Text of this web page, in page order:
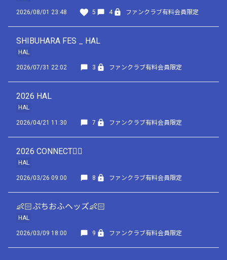
2026/08/01 23:48 5 4 ファンクラブ有料会員限定
SHIBUHARA FES _ HAL
HAL
2026/07/31 22:02 3 ファンクラブ有料会員限定
2026 HAL
HAL
2026/04/21 11:30 7 ファンクラブ有料会員限定
2026 CONNECT✍🏻
HAL
2026/03/26 09:00 8 ファンクラブ有料会員限定
👶🏻ぷちおふヘッズ👶🏻
HAL
2026/03/09 18:00 9 ファンクラブ有料会員限定